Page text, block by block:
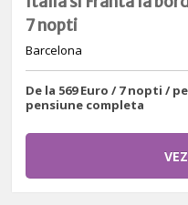
7 nopti
Barcelona
De la 569 Euro / 7 nopti /
pensiune completa